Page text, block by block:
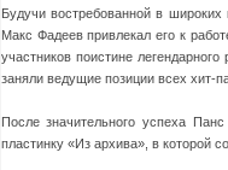
Будучи востребованной в
Макс Фадеев привлекал его к
участников поистине
заняли ведущие позиции всех хит-
После значительного успеха
пластинку «Из архива», в которой